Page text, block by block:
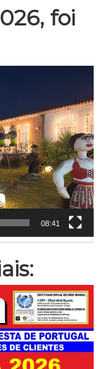
foi
08:41